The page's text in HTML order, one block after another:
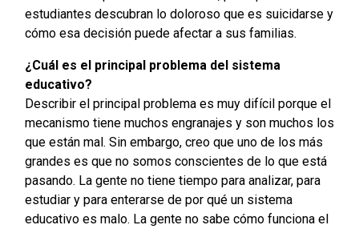
estudiantes descubran lo doloroso que es suicidarse y
cómo esa decisión puede afectar a sus familias.
¿Cuál es el principal problema del sistema
educativo?
Describir el principal problema es muy difícil porque el
mecanismo tiene muchos engranajes y son muchos los
que están mal. Sin embargo, creo que uno de los más
grandes es que no somos conscientes de lo que está
pasando. La gente no tiene tiempo para analizar, para
estudiar y para enterarse de por qué un sistema
educativo es malo. La gente no sabe cómo funciona el